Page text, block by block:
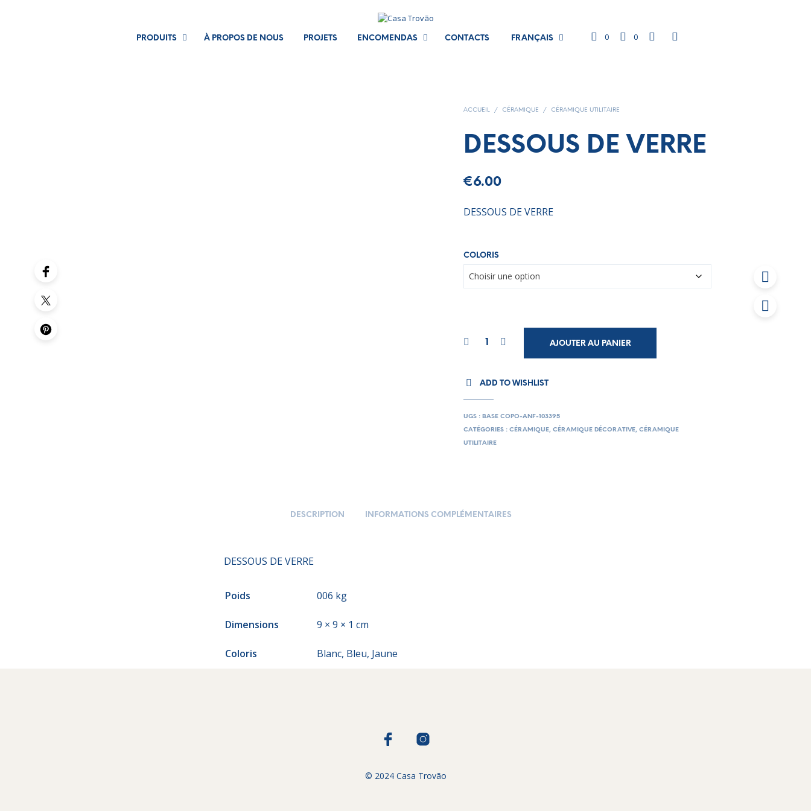
PRODUITS À PROPOS DE NOUS PROJETS ENCOMENDAS CONTACTS FRANÇAIS 0 0
ACCUEIL / CÉRAMIQUE / CÉRAMIQUE UTILITAIRE
DESSOUS DE VERRE
€6.00
DESSOUS DE VERRE
COLORIS
AJOUTER AU PANIER
ADD TO WISHLIST
UGS : BASE COPO-ANF-103395
CATÉGORIES :CÉRAMIQUE,CÉRAMIQUE DÉCORATIVE,CÉRAMIQUE
UTILITAIRE
DESCRIPTION INFORMATIONS COMPLÉMENTAIRES
DESSOUS DE VERRE
Poids 006 kg
Dimensions 9 × 9 × 1 cm
Coloris Blanc, Bleu, Jaune
© 2024 Casa Trovão